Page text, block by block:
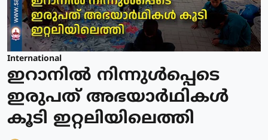
International
ഇറാനിൽ നിന്നുള്‍പ്പെടെ
ഇരുപത് അഭയാര്‍ഥികള്‍
കൂടി ഇറ്റലിയിലെത്തി